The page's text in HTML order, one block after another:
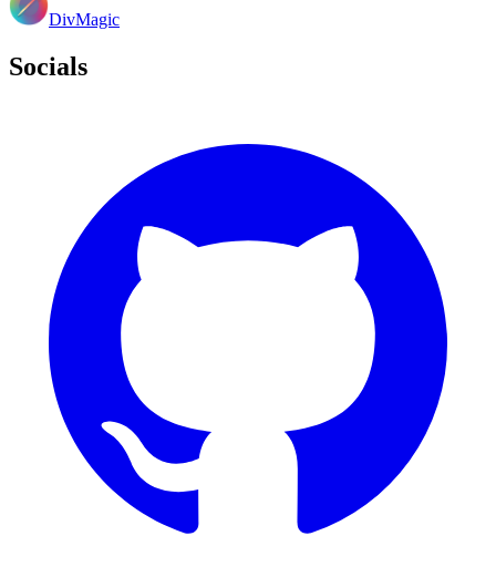
DivMagic
Socials